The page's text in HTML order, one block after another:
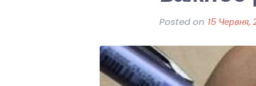
Posted on 15 Червня,